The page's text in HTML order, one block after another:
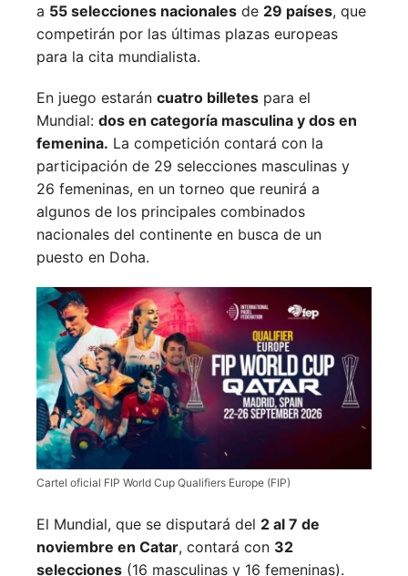
a 55 selecciones nacionales de 29 países, que
competirán por las últimas plazas europeas
para la cita mundialista.
En juego estarán cuatro billetes para el
Mundial: dos en categoría masculina y dos en
femenina. La competición contará con la
participación de 29 selecciones masculinas y
26 femeninas, en un torneo que reunirá a
algunos de los principales combinados
nacionales del continente en busca de un
puesto en Doha.
Cartel oficial FIP World Cup Qualifiers Europe (FIP)
El Mundial, que se disputará del 2 al 7 de
noviembre en Catar, contará con 32
selecciones (16 masculinas y 16 femeninas).